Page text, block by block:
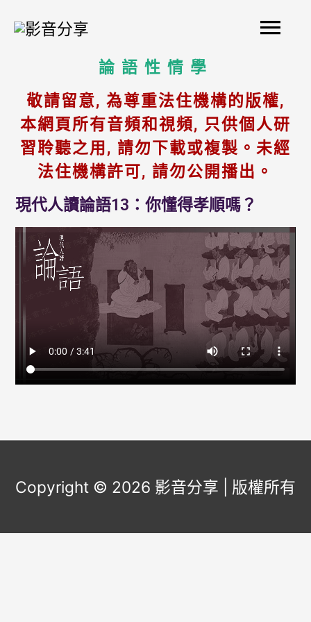
to
論語性情學
敬請留意, 為尊重法住機構的版權,
本網頁所有音頻和視頻, 只供個人研
習聆聽之用, 請勿下載或複製。未經
法住機構許可, 請勿公開播出。
現代人讀論語13：你懂得孝順嗎？
Copyright © 2026 影音分享 | 版權所有